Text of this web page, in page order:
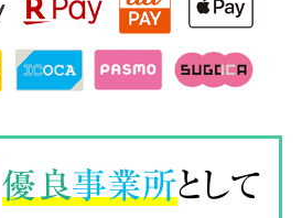
優良事業所として